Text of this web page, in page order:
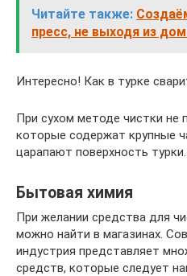
Читайте также:
пресс, не выходя из
Интересно! Как в турке
При сухом методе чистки не
которые содержат крупные
царапают поверхность турки.
Бытовая химия
При желании средства для
можно найти в магазинах.
индустрия представляет
средств, которые следует